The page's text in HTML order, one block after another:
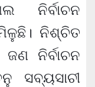
ନିର୍ବାଚନ
ନିଶ୍ଚିତ
ନିର୍ବାଚନ
ସବ୍ୟସାଚୀ